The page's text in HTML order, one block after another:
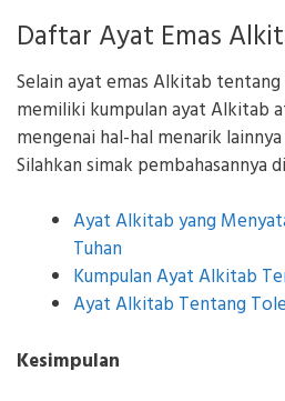
Daftar Ayat Emas
Selain ayat emas Alkitab
memiliki kumpulan ayat Alkitab
mengenai hal-hal menarik
Silahkan simak pembahasannya
Ayat Alkitab yang
Tuhan
Kumpulan Ayat Alkitab
Ayat Alkitab Tentang
Kesimpulan